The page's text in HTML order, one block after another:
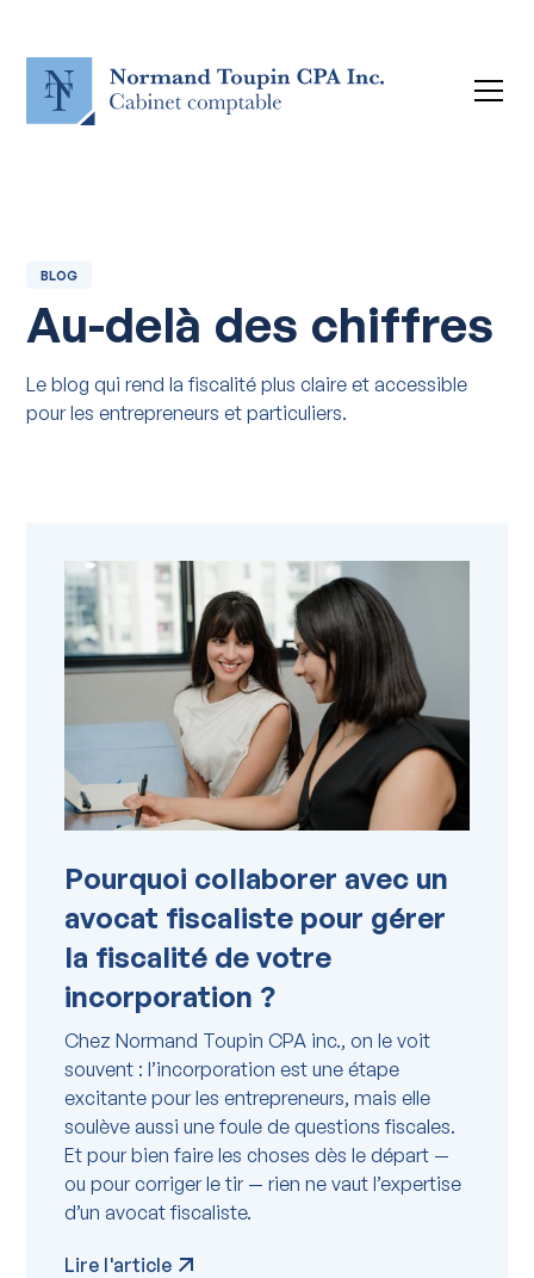
BLOG
Au-delà des chiffres
Le blog qui rend la fiscalité plus claire et accessible
pour les entrepreneurs et particuliers.
Pourquoi collaborer avec un
avocat fiscaliste pour gérer
la fiscalité de votre
incorporation ?
Chez Normand Toupin CPA inc., on le voit
souvent : l’incorporation est une étape
excitante pour les entrepreneurs, mais elle
soulève aussi une foule de questions fiscales.
Et pour bien faire les choses dès le départ —
ou pour corriger le tir — rien ne vaut l’expertise
d’un avocat fiscaliste.
Lire l'article